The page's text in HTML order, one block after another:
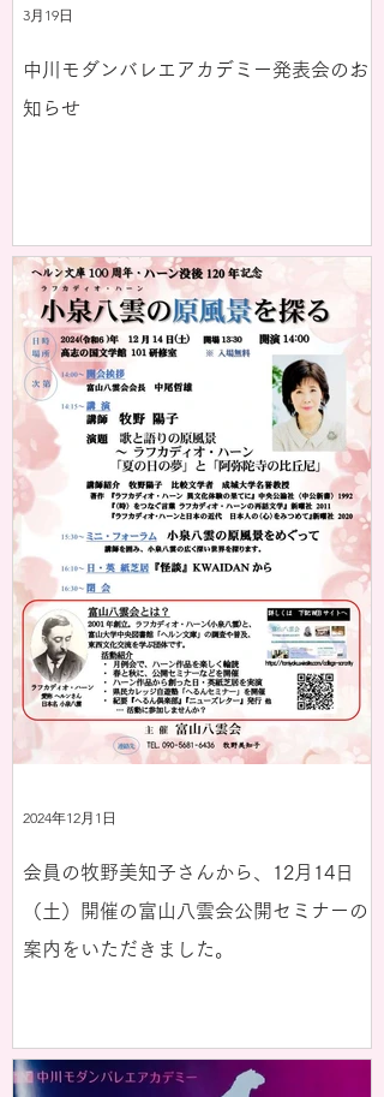
中川モダンバレエアカデミー発表会のお
知らせ
3月19日
会員の牧野美知子さんから、12月14日
（土）開催の富山八雲会公開セミナーの
案内をいただきました。
2024年12月1日